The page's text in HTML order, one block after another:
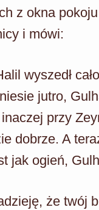
z okna
i mówi:
wyszedł
jutro,
przy
dobrze. A
jak ogień,
że twój